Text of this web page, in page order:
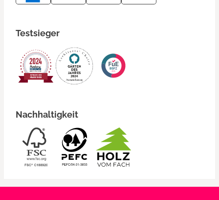
Testsieger
Nachhaltigkeit